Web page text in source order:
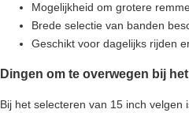
Mogelijkheid om grotere
Brede selectie van banden
Geschikt voor dagelijks rijden
Dingen om te overwegen bij
Bij het selecteren van 15 inch